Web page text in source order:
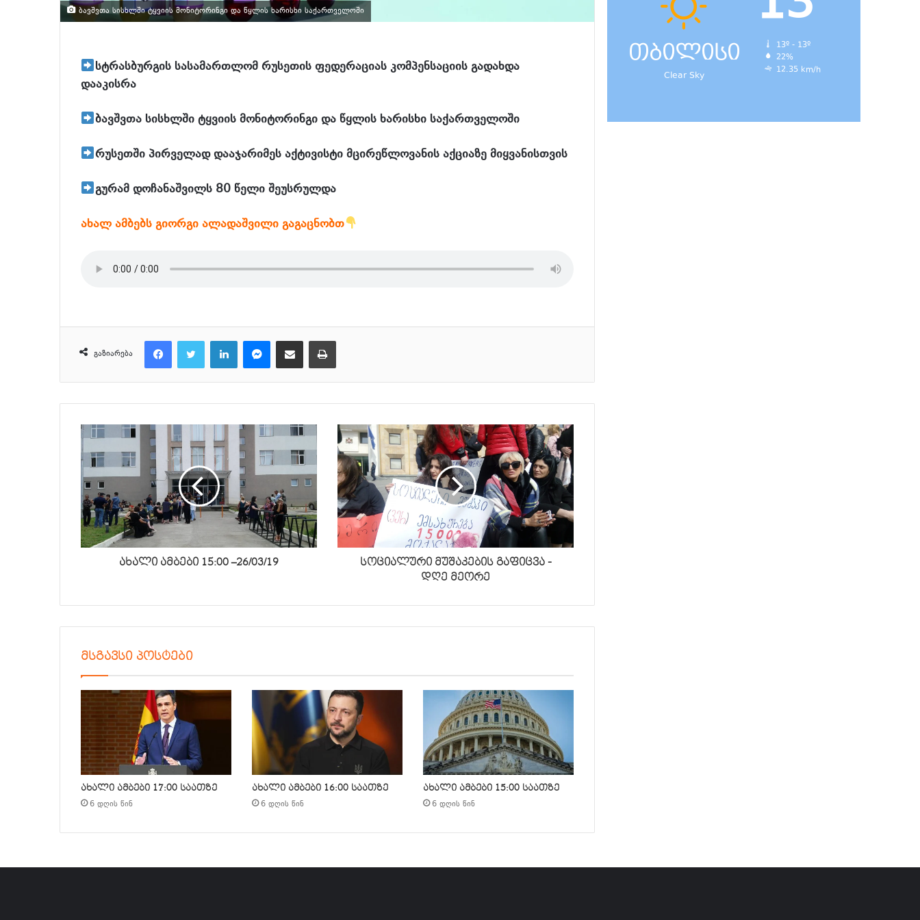
ბავშვთა სისხლში ტყვიის მონიტორინგი და წყლის ხარისხი საქართველოში
სტრასბურგის სასამართლომ რუსეთის ფედერაციას კომპენსაციის გადახდა
დააკისრა
ბავშვთა სისხლში ტყვიის მონიტორინგი და წყლის ხარისხი საქართველოში
რუსეთში პირველად დააჯარიმეს აქტივისტი მცირეწლოვანის აქციაზე მიყვანისთვის
გურამ დოჩანაშვილს 80 წელი შეუსრულდა
ახალ ამბებს გიორგი ალადაშვილი გაგაცნობთ
გაზიარება
FacebookTwitter LinkedInMessengerმეილზე გაზიარებაამობეჭვდა
ახალი ამბები 15:00 –26/03/19
სოციალური მუშაკების გაფიცვა -
დღე მეორე
მსგავსი პოსტები
ახალი ამბები 17:00 საათზე
6 დღის წინ
ახალი ამბები 16:00 საათზე
6 დღის წინ
ახალი ამბები 15:00 საათზე
6 დღის წინ
თბილისი
Clear Sky
13º - 13º
22%
12.35 km/h